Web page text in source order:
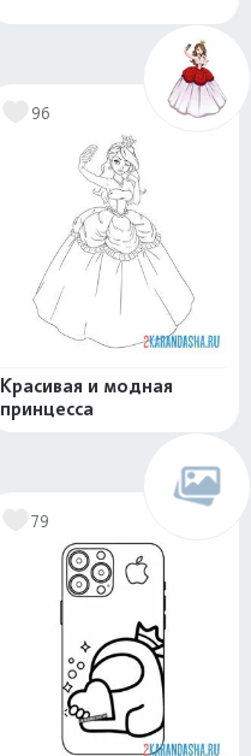
96
Красивая и модная
принцесса
79